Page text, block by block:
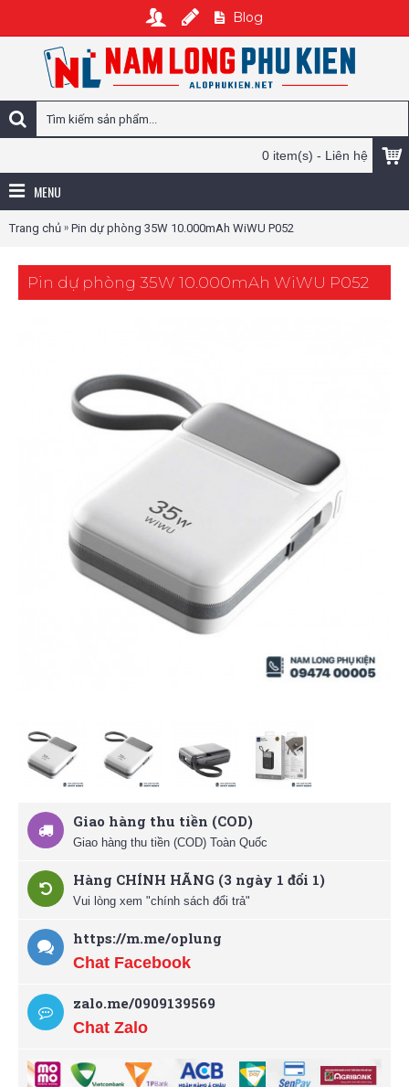
Blog
0 item(s) - Liên hệ
MENU
Trang chủ » Pin dự phòng 35W 10.000mAh WiWU P052
Pin dự phòng 35W 10.000mAh WiWU P052
Giao hàng thu tiền (COD)
Giao hàng thu tiền (COD) Toàn Quốc
Hàng CHÍNH HÃNG (3 ngày 1 đổi 1)
Vui lòng xem "chính sách đổi trả"
https://m.me/oplung
Chat Facebook
zalo.me/0909139569
Chat Zalo